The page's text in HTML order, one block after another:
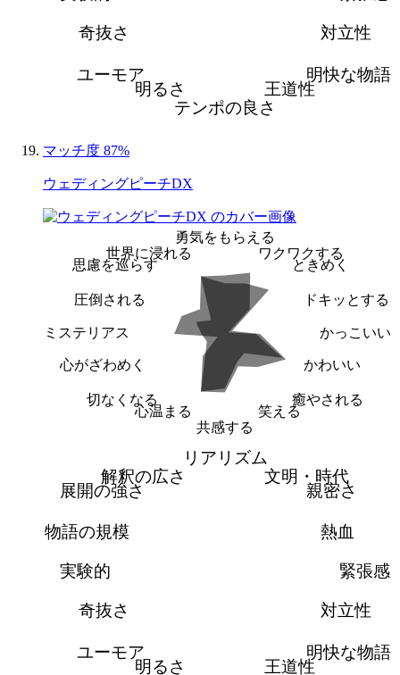
対立性
明快な物語
王道性
テンポの良さ
明るさ
ユーモア
奇抜さ
マッチ度 87%
ウェディングピーチDX
勇気をもらえる
ワクワクする
ときめく
ドキッとする
かっこいい
かわいい
癒やされる
笑える
共感する
心温まる
切なくなる
心がざわめく
ミステリアス
圧倒される
思慮を巡らす
世界に浸れる
リアリズム
文明・時代
親密さ
熱血
緊張感
対立性
明快な物語
王道性
明るさ
ユーモア
奇抜さ
実験的
物語の規模
展開の強さ
解釈の広さ